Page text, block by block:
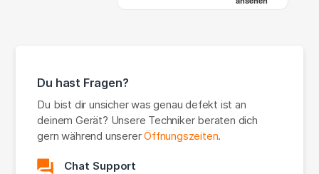
Du hast Fragen?
Du bist dir unsicher was genau defekt ist an
deinem Gerät? Unsere Techniker beraten dich
gern während unsererÖffnungszeiten.
Chat Support